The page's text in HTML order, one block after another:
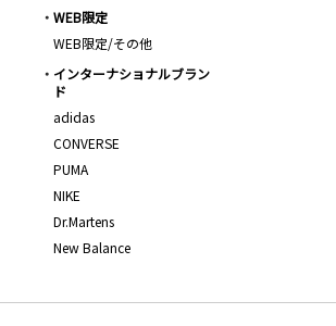
WEB限定
WEB限定/その他
インターナショナルブラン
ド
adidas
CONVERSE
PUMA
NIKE
Dr.Martens
New Balance